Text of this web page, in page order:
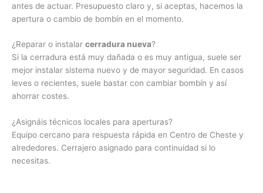
antes de actuar. Presupuesto claro y, si aceptas, hacemos la
apertura o cambio de bombín en el momento.
¿Reparar o instalar cerradura nueva?
Si la cerradura está muy dañada o es muy antigua, suele ser
mejor instalar sistema nuevo y de mayor seguridad. En casos
leves o recientes, suele bastar con cambiar bombín y así
ahorrar costes.
¿Asignáis técnicos locales para aperturas?
Equipo cercano para respuesta rápida en Centro de Cheste y
alrededores. Cerrajero asignado para continuidad si lo
necesitas.